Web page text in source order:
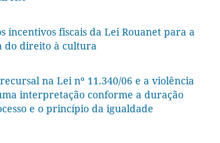
incentivos fiscais da Lei Rouanet para a
do direito à cultura
na Lei nº 11.340/06 e a violência
interpretação conforme a duração
e o princípio da igualdade